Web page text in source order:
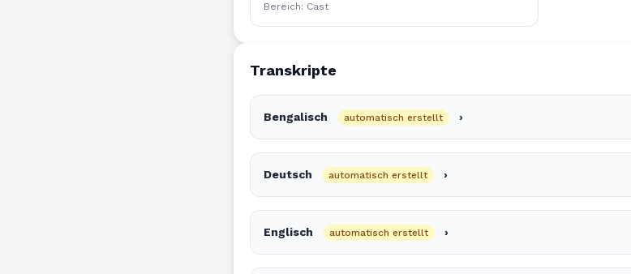
Bereich: Cast
Transkripte
Bengalisch automatisch erstellt
Deutsch automatisch erstellt
Englisch automatisch erstellt